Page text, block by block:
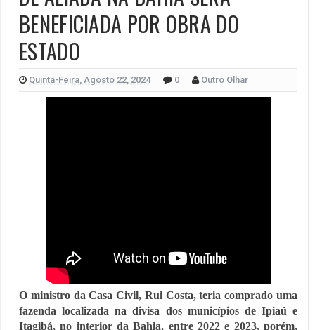
BENEFICIADA POR OBRA DO
ESTADO
Quinta-Feira, Agosto 22, 2024 0 Outro Olhar
O ministro da Casa Civil, Rui Costa, teria comprado uma
fazenda localizada na divisa dos municípios de Ipiaú e
Itagibá, no interior da Bahia, entre 2022 e 2023, porém,